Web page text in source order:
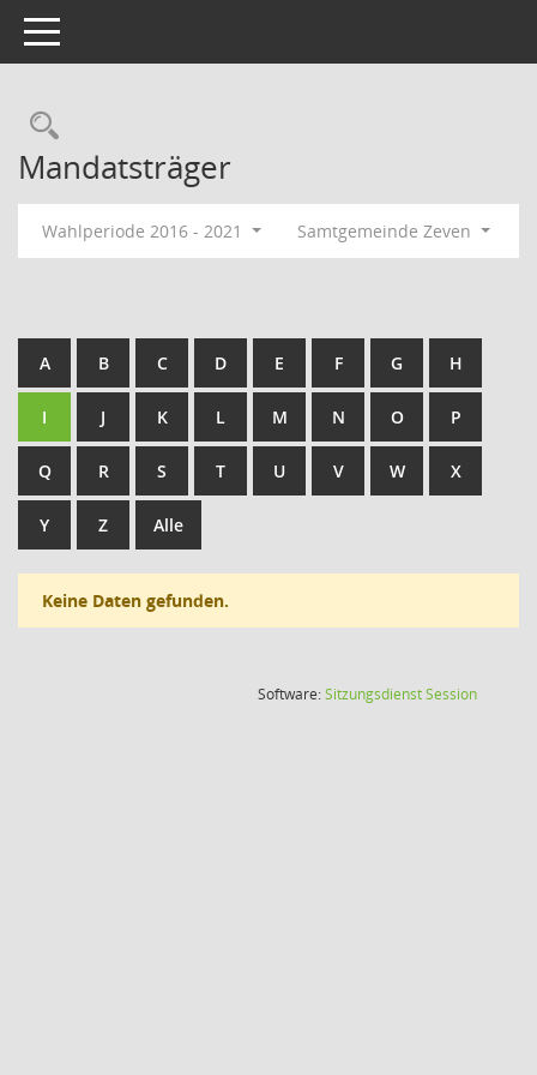
Toggle navigation
Rechercheauswahl
Mandatsträger
Wahlperiode 2016 - 2021 Samtgemeinde Zeven
A B C D E F G H
I J K L M N O P
Q R S T U V W X
Y Z Alle
Keine Daten gefunden.
Software:SitzungsdienstSession(Wird in